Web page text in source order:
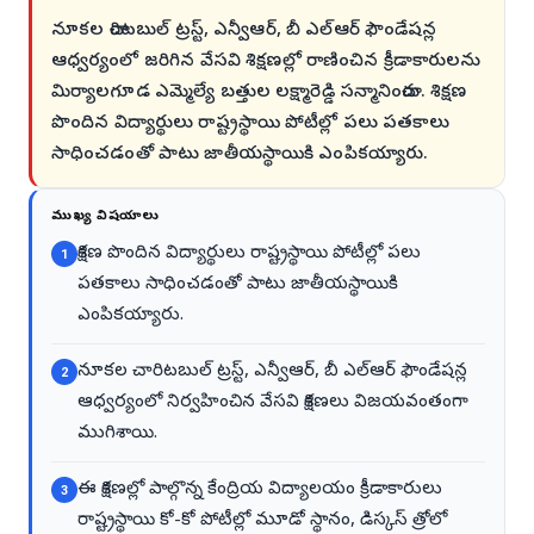
నూకల చారిటబుల్ ట్రస్ట్, ఎన్వీఆర్, బీ ఎల్ఆర్ ఫౌండేషన్ల
ఆధ్వర్యంలో జరిగిన వేసవి శిక్షణల్లో రాణించిన క్రీడాకారులను
మిర్యాలగూడ ఎమ్మెల్యే బత్తుల లక్ష్మారెడ్డి సన్మానించారు. శిక్షణ
పొందిన విద్యార్థులు రాష్ట్రస్థాయి పోటీల్లో పలు పతకాలు
సాధించడంతో పాటు జాతీయస్థాయికి ఎంపికయ్యారు.
ముఖ్య విషయాలు
1
శిక్షణ పొందిన విద్యార్థులు రాష్ట్రస్థాయి పోటీల్లో పలు
పతకాలు సాధించడంతో పాటు జాతీయస్థాయికి
ఎంపికయ్యారు.
2
నూకల చారిటబుల్ ట్రస్ట్, ఎన్వీఆర్, బీ ఎల్ఆర్ ఫౌండేషన్ల
ఆధ్వర్యంలో నిర్వహించిన వేసవి శిక్షణలు విజయవంతంగా
ముగిశాయి.
3
ఈ శిక్షణల్లో పాల్గొన్న కేంద్రియ విద్యాలయం క్రీడాకారులు
రాష్ట్రస్థాయి కో-కో పోటీల్లో మూడో స్థానం, డిస్కస్ త్రోలో